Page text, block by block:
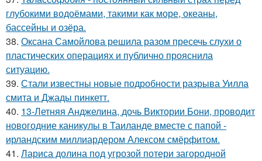
глубокими водоёмами, такими как море, океаны,
бассейны и озёра.
38. Оксана Самойлова решила разом пресечь слухи о
пластических операциях и публично прояснила
ситуацию.
39. Стали известны новые подробности разрыва Уилла
смита и Джады пинкетт.
40. 13-Летняя Анджелина, дочь Виктории Бони, проводит
новогодние каникулы в Таиланде вместе с папой -
ирландским миллиардером Алексом смёрфитом.
41. Лариса долина под угрозой потери загородной